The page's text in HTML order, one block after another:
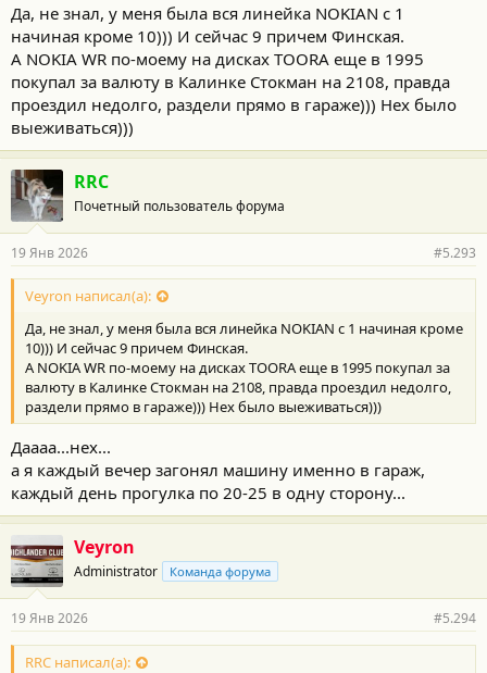
... потом нумерация заново пошла ... и вот, через 30 лет она
дошла....ну немного раньше...
Да, не знал, у меня была вся линейка NOKIAN с 1
начиная кроме 10))) И сейчас 9 причем Финская.
А NOKIA WR по-моему на дисках TOORA еще в 1995
покупал за валюту в Калинке Стокман на 2108, правда
проездил недолго, раздели прямо в гараже))) Нех было
выеживаться)))
RRC
Почетный пользователь форума
19 Янв 2026 #5.293
Veyron написал(а):
Да, не знал, у меня была вся линейка NOKIAN с 1 начиная кроме
10))) И сейчас 9 причем Финская.
А NOKIA WR по-моему на дисках TOORA еще в 1995 покупал за
валюту в Калинке Стокман на 2108, правда проездил недолго,
раздели прямо в гараже))) Нех было выеживаться)))
Даааа...нех...
а я каждый вечер загонял машину именно в гараж,
каждый день прогулка по 20-25 в одну сторону...
Veyron
Administrator Команда форума
19 Янв 2026 #5.294
RRC написал(а):